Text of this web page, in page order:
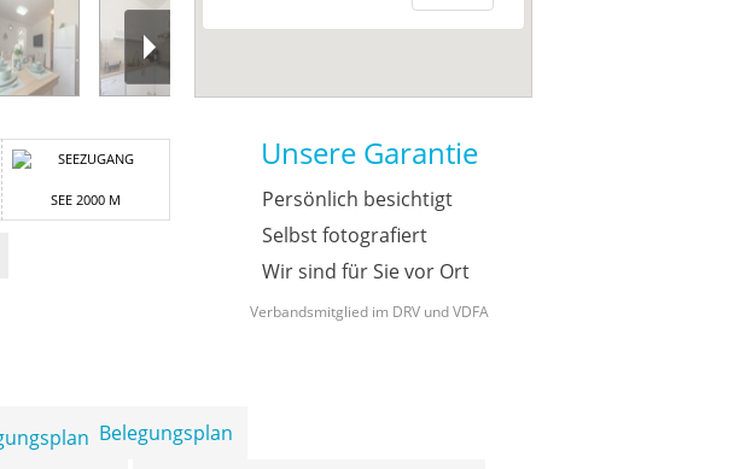
SEE 2000 M
Unsere Garantie
Persönlich besichtigt
Selbst fotografiert
Wir sind für Sie vor Ort
Verbandsmitglied im DRV und VDFA
Belegungsplan